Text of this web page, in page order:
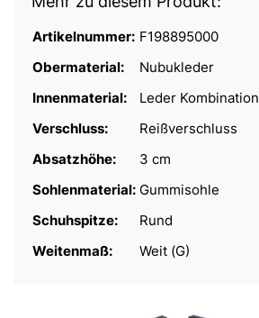
Artikelnummer: F198895000
Obermaterial:
Nubukleder
Innenmaterial:
Leder Kombination
Verschluss:
Reißverschluss
Absatzhöhe:
3 cm
Sohlenmaterial: Gummisohle
Schuhspitze:
Rund
Weitenmaß:
Weit (G)